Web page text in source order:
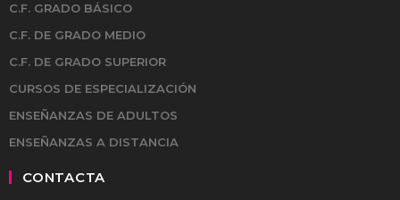
C.F. GRADO BÁSICO
C.F. DE GRADO MEDIO
C.F. DE GRADO SUPERIOR
CURSOS DE ESPECIALIZACIÓN
ENSEÑANZAS DE ADULTOS
ENSEÑANZAS A DISTANCIA
CONTACTA